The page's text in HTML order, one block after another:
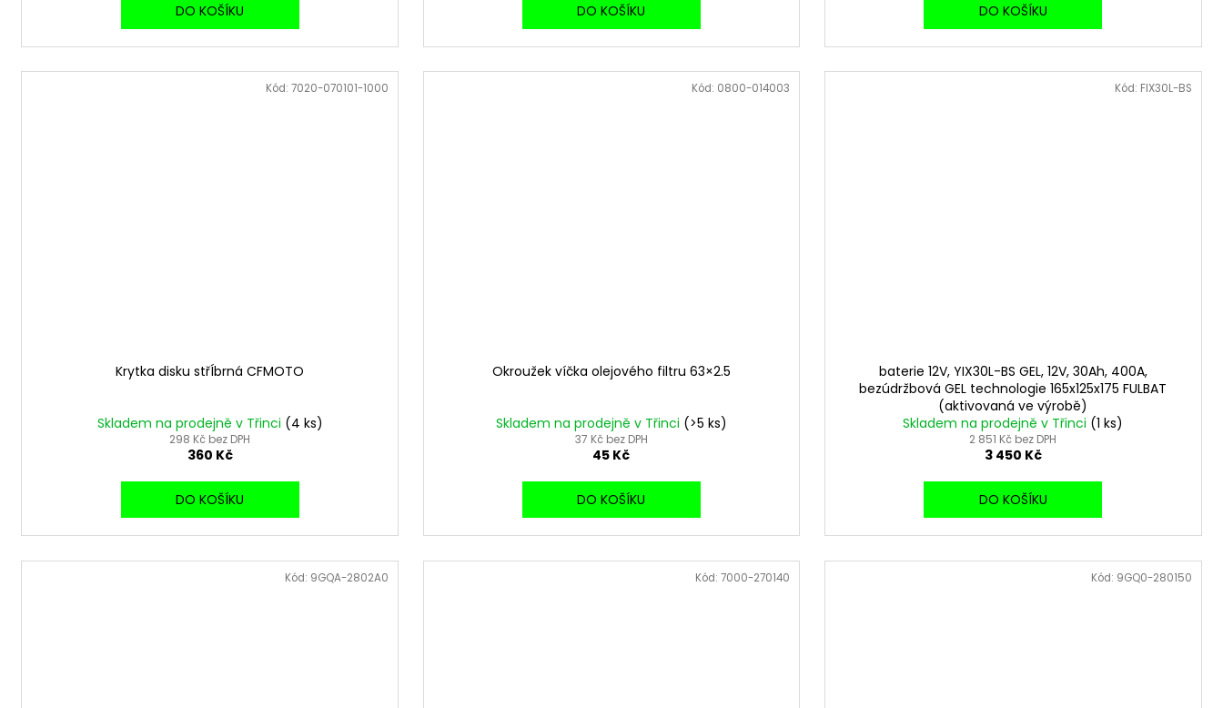
DO KOŠÍKU DO KOŠÍKU DO KOŠÍKU
Krytka disku střÍbrná CFMOTO
Skladem na prodejně v Třinci (4 ks)
298 Kč bez DPH
360 Kč
DO KOŠÍKU
Kód: 7020-070101-1000
Okroužek víčka olejového filtru 63×2.5
Skladem na prodejně v Třinci (>5 ks)
37 Kč bez DPH
45 Kč
DO KOŠÍKU
Kód: 0800-014003
baterie 12V, YIX30L-BS GEL, 12V, 30Ah, 400A,
bezúdržbová GEL technologie 165x125x175 FULBAT
(aktivovaná ve výrobě)
Skladem na prodejně v Třinci (1 ks)
2 851 Kč bez DPH
3 450 Kč
DO KOŠÍKU
Kód: FIX30L-BS
Kód: 9GQA-2802A0 Kód:7000-270140 Kód: 9GQ0-280150